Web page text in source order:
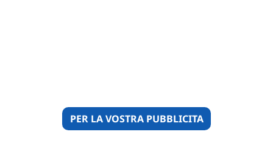
PER LA VOSTRA PUBBLICITA